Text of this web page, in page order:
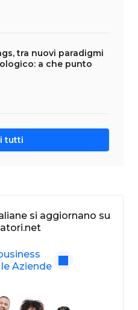
tra nuovi paradigmi
a che punto
tutti
si aggiornano su
Aziende